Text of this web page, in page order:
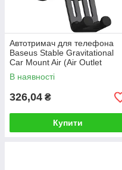
Автотримач для телефона
Baseus Stable Gravitational
Car Mount Air (Air Outlet
Version) Black
В наявності
326,04 ₴
Купити